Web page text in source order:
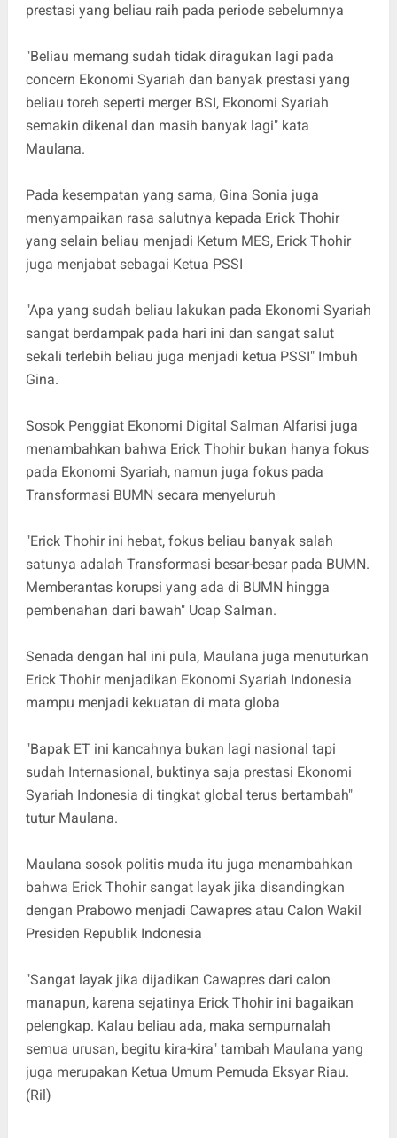
prestasi yang beliau raih pada periode sebelumnya
"Beliau memang sudah tidak diragukan lagi pada
concern Ekonomi Syariah dan banyak prestasi yang
beliau toreh seperti merger BSI, Ekonomi Syariah
semakin dikenal dan masih banyak lagi" kata
Maulana.
Pada kesempatan yang sama, Gina Sonia juga
menyampaikan rasa salutnya kepada Erick Thohir
yang selain beliau menjadi Ketum MES, Erick Thohir
juga menjabat sebagai Ketua PSSI
"Apa yang sudah beliau lakukan pada Ekonomi Syariah
sangat berdampak pada hari ini dan sangat salut
sekali terlebih beliau juga menjadi ketua PSSI" Imbuh
Gina.
Sosok Penggiat Ekonomi Digital Salman Alfarisi juga
menambahkan bahwa Erick Thohir bukan hanya fokus
pada Ekonomi Syariah, namun juga fokus pada
Transformasi BUMN secara menyeluruh
"Erick Thohir ini hebat, fokus beliau banyak salah
satunya adalah Transformasi besar-besar pada BUMN.
Memberantas korupsi yang ada di BUMN hingga
pembenahan dari bawah" Ucap Salman.
Senada dengan hal ini pula, Maulana juga menuturkan
Erick Thohir menjadikan Ekonomi Syariah Indonesia
mampu menjadi kekuatan di mata globa
"Bapak ET ini kancahnya bukan lagi nasional tapi
sudah Internasional, buktinya saja prestasi Ekonomi
Syariah Indonesia di tingkat global terus bertambah"
tutur Maulana.
Maulana sosok politis muda itu juga menambahkan
bahwa Erick Thohir sangat layak jika disandingkan
dengan Prabowo menjadi Cawapres atau Calon Wakil
Presiden Republik Indonesia
"Sangat layak jika dijadikan Cawapres dari calon
manapun, karena sejatinya Erick Thohir ini bagaikan
pelengkap. Kalau beliau ada, maka sempurnalah
semua urusan, begitu kira-kira" tambah Maulana yang
juga merupakan Ketua Umum Pemuda Eksyar Riau.
(Ril)